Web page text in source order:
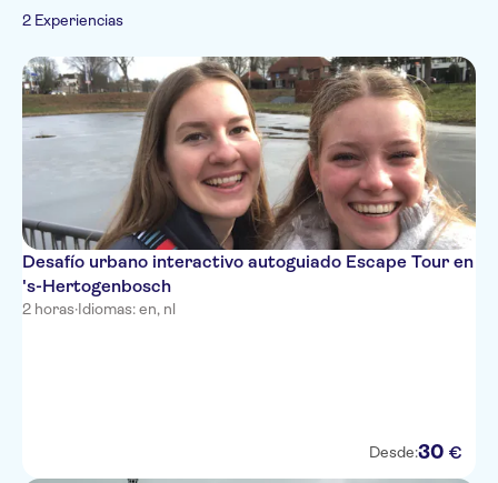
Francés
2 Experiencias
Desafío urbano interactivo autoguiado Escape Tour en
's-Hertogenbosch
2 horas·Idiomas: en, nl
Desde:30 €